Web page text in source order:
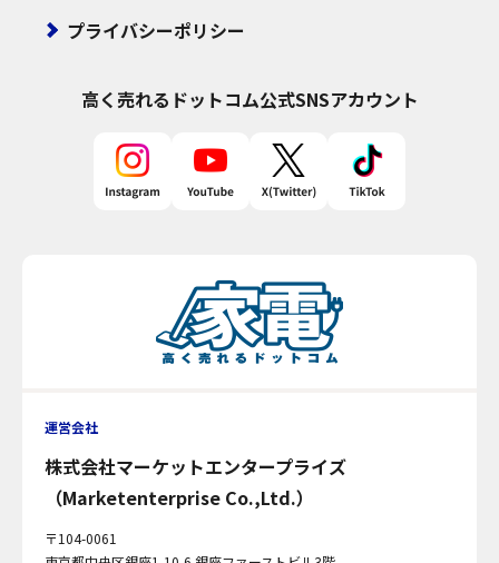
プライバシーポリシー
高く売れるドットコム公式SNSアカウント
運営会社
株式会社マーケットエンタープライズ
（Marketenterprise Co.,Ltd.）
〒104-0061